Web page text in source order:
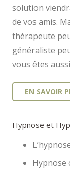
solution
de vos amis.
thérapeute
généraliste
vous êtes
EN SAVOIR
Hypnose et
Hypnose